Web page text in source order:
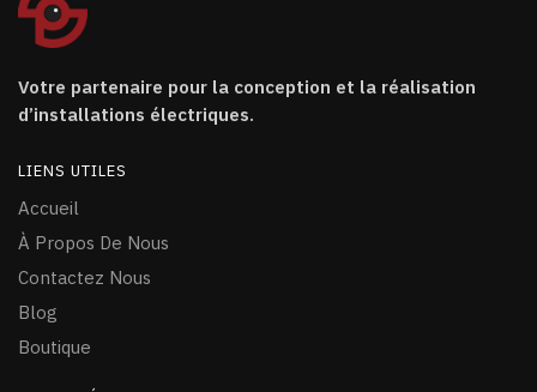
Votre partenaire pour la conception et la réalisation
d’installations électriques.
LIENS UTILES
Accueil
À Propos De Nous
Contactez Nous
Blog
Boutique